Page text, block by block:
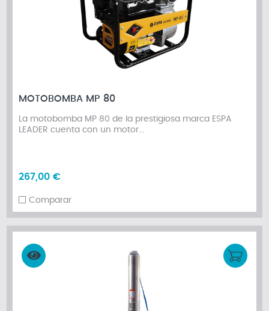
MOTOBOMBA MP 80
La motobomba MP 80 de la prestigiosa marca ESPA
LEADER cuenta con un motor...
267,00 €
Comparar